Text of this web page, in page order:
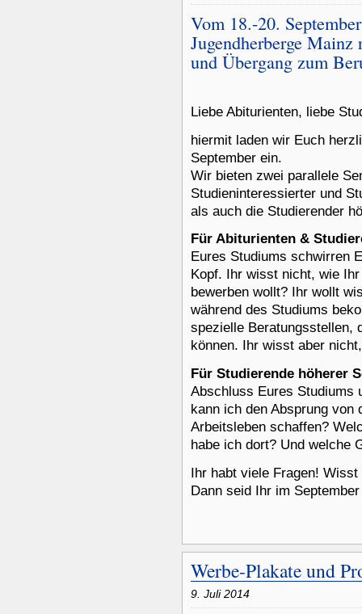
Vom 18.-20.
Jugendherberge
und Übergang zum
Liebe Abiturienten, liebe
hiermit laden wir Euch
September ein.
Wir bieten zwei parallele
Studieninteressierter und
als auch die Studierender
Für Abiturienten &
Eures Studiums schwirren
Kopf. Ihr wisst nicht, wie
bewerben wollt? Ihr wollt
während des Studiums
spezielle Beratungsstellen,
können. Ihr wisst aber
Für Studierende höherer
Abschluss Eures Studiums
kann ich den Absprung
Arbeitsleben schaffen?
habe ich dort? Und welche
Ihr habt viele Fragen!
Dann seid Ihr im
Werbe-Plakate und
9. Juli 2014